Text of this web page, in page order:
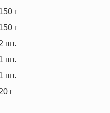
150 г
150 г
2 шт.
1 шт.
1 шт.
20 г